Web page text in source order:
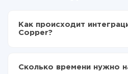
Как происходит
Copper?
Выбираете какие данные
Сколько времени нужно